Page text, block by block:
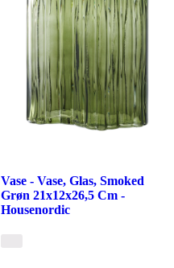
Vase - Vase, Glas, Smoked
Grøn 21x12x26,5 Cm -
Housenordic